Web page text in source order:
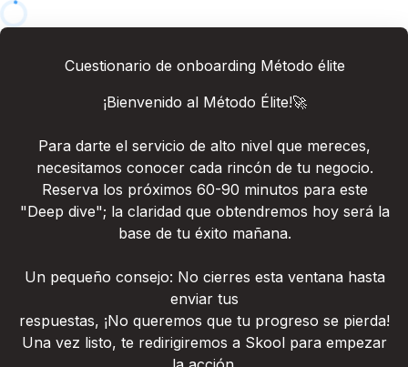
Cuestionario de onboarding Método élite
¡Bienvenido al Método Élite!🚀
Para darte el servicio de alto nivel que mereces,
necesitamos conocer cada rincón de tu negocio.
Reserva los próximos 60-90 minutos para este
"Deep dive"; la claridad que obtendremos hoy será la
base de tu éxito mañana.
Un pequeño consejo: No cierres esta ventana hasta
enviar tus
respuestas, ¡No queremos que tu progreso se pierda!
Una vez listo, te redirigiremos a Skool para empezar